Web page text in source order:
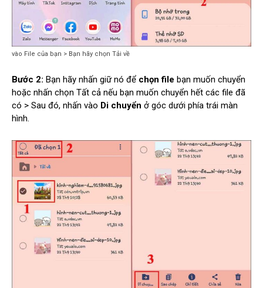
vào File của bạn > Bạn hãy chọn Tải về
Bước 2: Bạn hãy nhấn giữ nó để chọn file bạn muốn chuyển
hoặc nhấn chọn Tất cả nếu bạn muốn chuyển hết các file đã
có > Sau đó, nhấn vào Di chuyển ở góc dưới phía trái màn
hình.